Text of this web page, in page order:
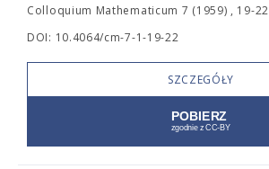
Colloquium Mathematicum 7 (1959) , 19-22
DOI: 10.4064/cm-7-1-19-22
SZCZEGÓŁY